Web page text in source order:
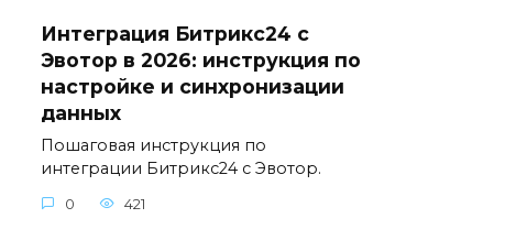
Интеграция Битрикс24 с
Эвотор в 2026: инструкция по
настройке и синхронизации
данных
Пошаговая инструкция по
интеграции Битрикс24 с Эвотор.
0 421